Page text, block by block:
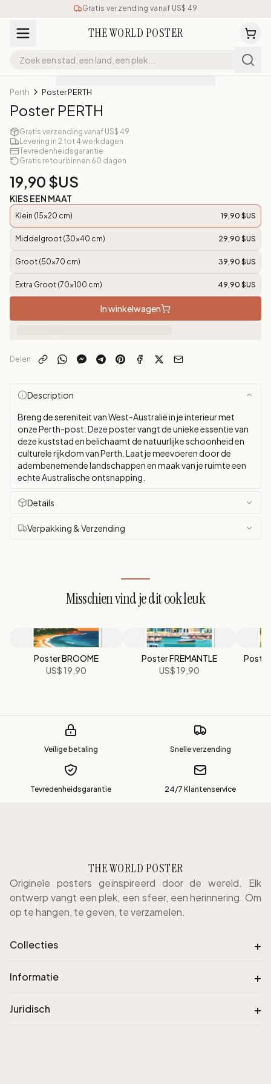
Gratis verzending vanaf US$ 49
THE WORLD POSTER
Perth Poster PERTH
Poster PERTH
Gratis verzending vanaf US$ 49
Levering in 2 tot 4 werkdagen
Tevredenheidsgarantie
Gratis retour binnen 60 dagen
19,90 $US
KIES EEN MAAT
Klein (15x20 cm) 19,90 $US
Middelgroot (30x40 cm) 29,90 $US
Groot (50x70 cm) 39,90 $US
Extra Groot (70x100 cm) 49,90 $US
In winkelwagen
Delen
Description
Breng de sereniteit van West-Australië in je interieur met
onze Perth-post. Deze poster vangt de unieke essentie van
deze kuststad en belichaamt de natuurlijke schoonheid en
culturele rijkdom van Perth. Laat je meevoeren door de
adembenemende landschappen en maak van je ruimte een
echte Australische ontsnapping.
Details
Verpakking & Verzending
Misschien vind je dit ook leuk
Poster BROOME
US$ 19,90
Poster FREMANTLE
US$ 19,90
Poster
Veilige betaling Snelle verzending
Tevredenheidsgarantie 24/7 Klantenservice
THE WORLD POSTER
Originele posters geïnspireerd door de wereld. Elk
ontwerp vangt een plek, een sfeer, een herinnering. Om
op te hangen, te geven, te verzamelen.
Collecties +
Informatie +
Juridisch +